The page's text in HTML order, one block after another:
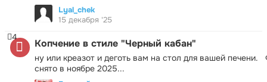
Lyal_chek
15 декабря '25
Копчение в стиле "Черный кабан"
ну или креазот и деготь вам на стол для вашей печени.
снято в ноябре 2025...
4